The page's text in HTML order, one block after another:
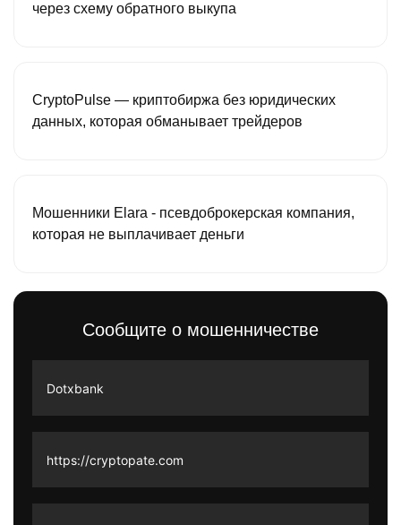
через схему обратного выкупа
CryptoPulse — криптобиржа без юридических
данных, которая обманывает трейдеров
Мошенники Elara - псевдоброкерская компания,
которая не выплачивает деньги
Сообщите о мошенничестве